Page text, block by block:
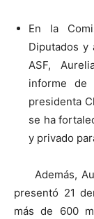
En la
Diputados
ASF,
informe
presidenta
se ha
y privado
Además,
presentó 21
más de 600